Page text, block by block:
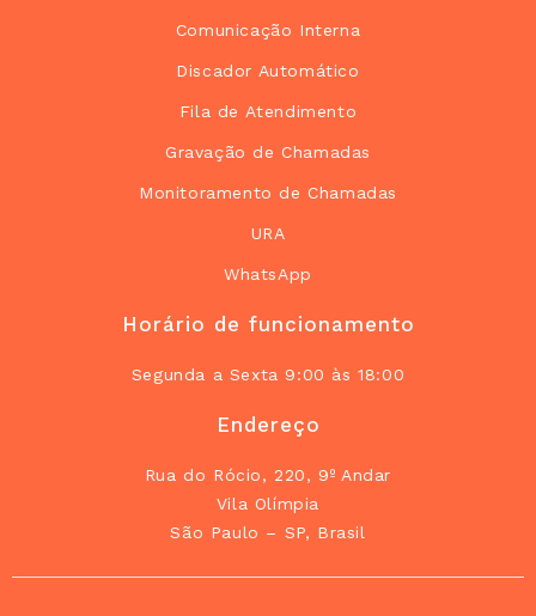
Comunicação Interna
Discador Automático
Fila de Atendimento
Gravação de Chamadas
Monitoramento de Chamadas
URA
WhatsApp
Horário de funcionamento
Segunda a Sexta 9:00 às 18:00
Endereço
Rua do Rócio, 220, 9º Andar
Vila Olímpia
São Paulo – SP, Brasil